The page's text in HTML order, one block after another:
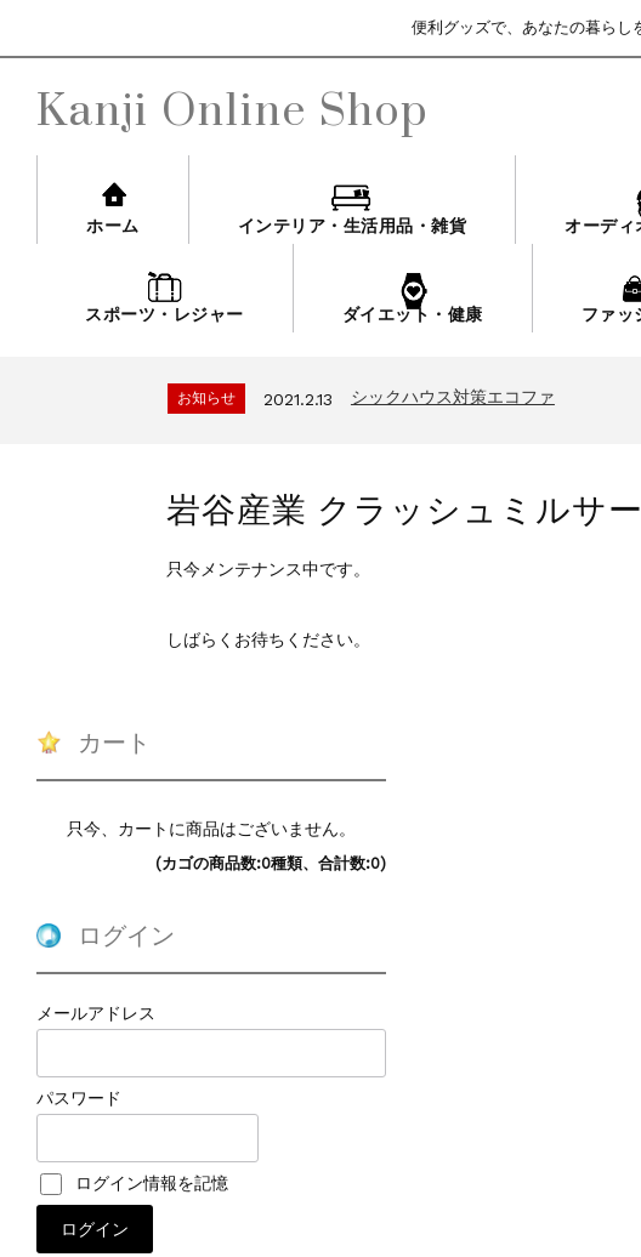
便利グッズで、あなたの暮らし
Kanji Online Shop
ホーム インテリア・生活用品・雑貨 オーディ
スポーツ・レジャー ダイエット・健康 ファッ
2021.2.13 シックハウス対策エコファ
お知らせ 2021.2.13 シックハウス対策エコファ
岩谷産業 クラッシュミルサ
只今メンテナンス中です。
しばらくお待ちください。
カート
只今、カートに商品はございません。
(カゴの商品数:0種類、合計数:0)
ログイン
メールアドレス
パスワード
ログイン情報を記憶